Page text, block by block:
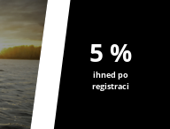
5 %
ihned po
registraci